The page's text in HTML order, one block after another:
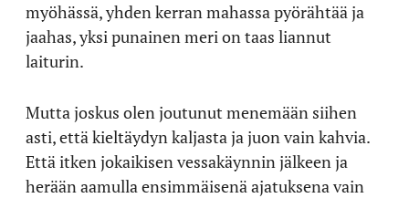
myöhässä, yhden kerran mahassa pyörähtää ja
jaahas, yksi punainen meri on taas liannut
laiturin.
Mutta joskus olen joutunut menemään siihen
asti, että kieltäydyn kaljasta ja juon vain kahvia.
Että itken jokaikisen vessakäynnin jälkeen ja
herään aamulla ensimmäisenä ajatuksena vain